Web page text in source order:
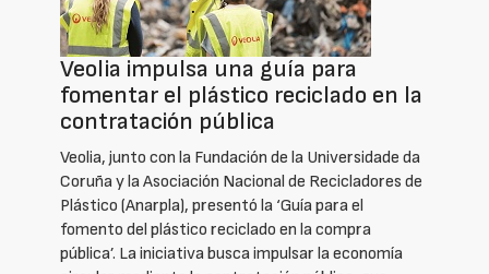
Veolia impulsa una guía para
fomentar el plástico reciclado en la
contratación pública
Veolia, junto con la Fundación de la Universidade da
Coruña y la Asociación Nacional de Recicladores de
Plástico (Anarpla), presentó la ‘Guía para el
fomento del plástico reciclado en la compra
pública’. La iniciativa busca impulsar la economía